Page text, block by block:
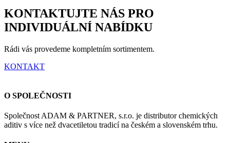
KONTAKTUJTE NÁS PRO
INDIVIDUÁLNÍ NABÍDKU
Rádi vás provedeme kompletním sortimentem.
KONTAKT
O SPOLEČNOSTI
Společnost ADAM & PARTNER, s.r.o. je distributor chemických
aditiv s více než dvacetiletou tradicí na českém a slovenském trhu.